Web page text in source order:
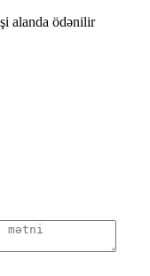
alanda ödənilir